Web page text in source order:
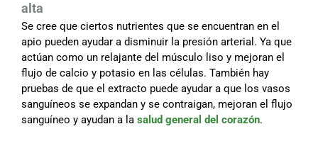
alta
Se cree que ciertos nutrientes que se encuentran en el
apio pueden ayudar a disminuir la presión arterial. Ya que
actúan como un relajante del músculo liso y mejoran el
flujo de calcio y potasio en las células. También hay
pruebas de que el extracto puede ayudar a que los vasos
sanguíneos se expandan y se contraigan, mejoran el flujo
sanguíneo y ayudan a la salud general del corazón.